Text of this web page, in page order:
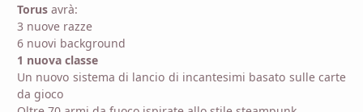
Torus avrà:
3 nuove razze
6 nuovi background
1 nuova classe
Un nuovo sistema di lancio di incantesimi basato sulle carte
da gioco